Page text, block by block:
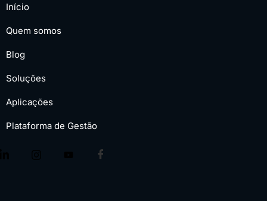
Início
Quem somos
Blog
Soluções
Aplicações
Plataforma de Gestão